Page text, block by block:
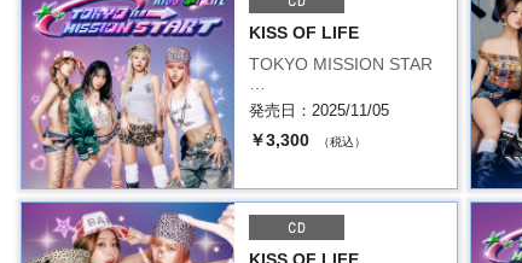
KISS OF LIFE
TOKYO MISSION STAR
…
発売日：2025/11/05
￥3,300 （税込）